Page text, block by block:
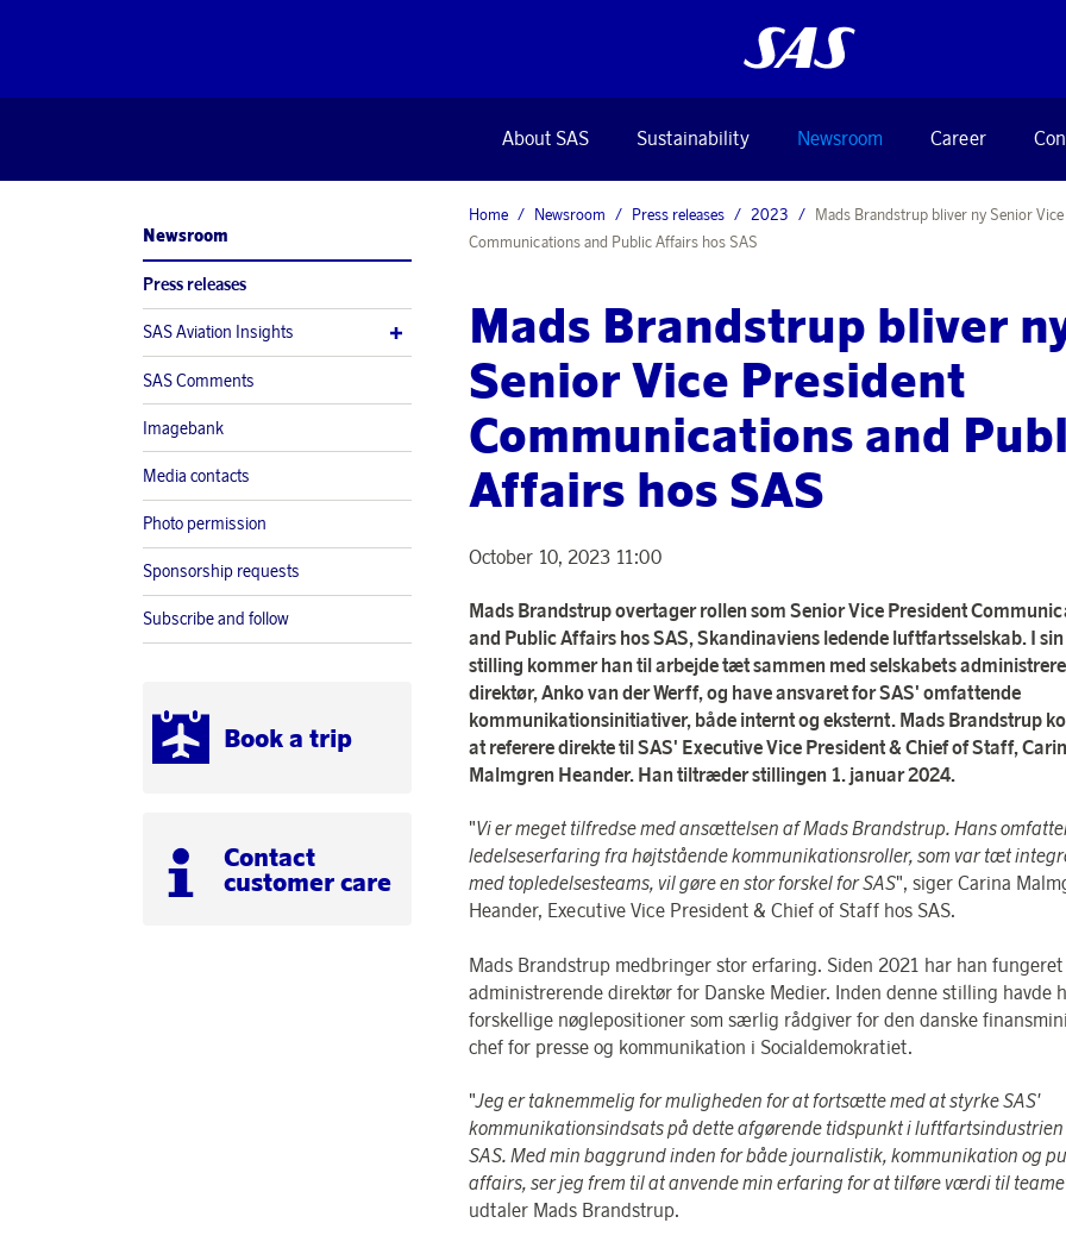
About SAS Sustainability Newsroom Career
Newsroom
Press releases
SAS Aviation Insights
SAS Comments
Imagebank
Media contacts
Photo permission
Sponsorship requests
Subscribe and follow
Book a trip
Contact
customer care
Home Newsroom Press releases 2023
Mads Brandstrup bliver ny Senior
Communications and Public Affairs hos SAS
Mads Brandstrup bliver
Senior Vice President
Communications and
Affairs hos SAS
October 10, 2023 11:00
Mads Brandstrup overtager rollen som Senior Vice President
and Public Affairs hos SAS, Skandinaviens ledende luftfartsselskab. I
stilling kommer han til arbejde tæt sammen med selskabets
direktør, Anko van der Werff, og have ansvaret for SAS' omfattende
kommunikationsinitiativer, både internt og eksternt. Mads Brandstrup
at referere direkte til SAS' Executive Vice President & Chief of Staff,
Malmgren Heander. Han tiltræder stillingen 1. januar 2024.
"Vi er meget tilfredse med ansættelsen af Mads Brandstrup. Hans
ledelseserfaring fra højtstående kommunikationsroller, som var tæt
med topledelsesteams, vil gøre en stor forskel for SAS", siger Carina
Heander, Executive Vice President & Chief of Staff hos SAS.
Mads Brandstrup medbringer stor erfaring. Siden 2021 har han fungeret
administrerende direktør for Danske Medier. Inden denne stilling havde
forskellige nøglepositioner som særlig rådgiver for den danske
chef for presse og kommunikation i Socialdemokratiet.
"Jeg er taknemmelig for muligheden for at fortsætte med at styrke SAS'
kommunikationsindsats på dette afgørende tidspunkt i luftfartsindustrien
SAS. Med min baggrund inden for både journalistik, kommunikation og
affairs, ser jeg frem til at anvende min erfaring for at tilføre værdi til
udtaler Mads Brandstrup.